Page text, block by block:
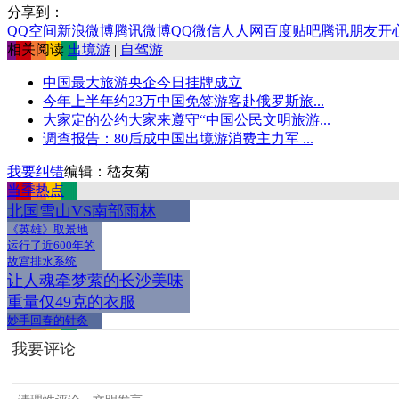
分享到：
QQ空间新浪微博腾讯微博QQ微信人人网百度贴吧腾讯朋友开
相关阅读 出境游 | 自驾游
中国最大旅游央企今日挂牌成立
今年上半年约23万中国免签游客赴俄罗斯旅...
大家定的公约大家来遵守“中国公民文明旅游...
调查报告：80后成中国出境游消费主力军 ...
我要纠错编辑：嵇友菊
当季热点
北国雪山VS南部雨林
《英雄》取景地
运行了近600年的
故宫排水系统
让人魂牵梦萦的长沙美味
重量仅49克的衣服
妙手回春的针灸